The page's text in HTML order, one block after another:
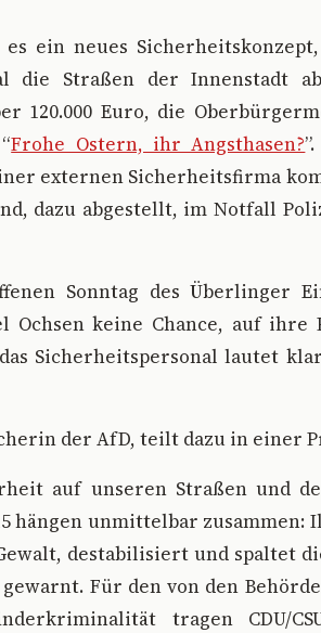
ein neues
die Straßen der Innenstadt
120.000 Euro, die
Frohe Ostern, ihr Angsthasen?
externen Sicherheitsfirma
dazu abgestellt, im Notfall
Sonntag des Überlinger
Ochsen keine Chance, auf ihre
Sicherheitspersonal lautet
der AfD, teilt dazu in einer
auf unseren Straßen und
hängen unmittelbar zusammen:
destabilisiert und spaltet
Für den von den
tragen CDU/